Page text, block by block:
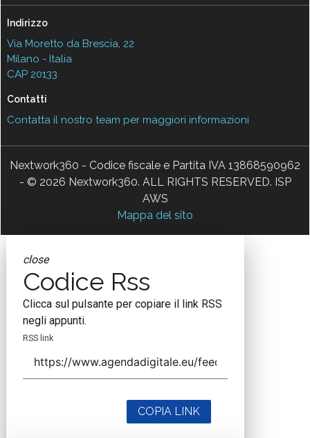
Indirizzo
Via Moretto da Brescia, 22
Milano - Italia
CAP 20133
Contatti
Contatta il nostro team per maggiori informazioni
Nextwork360 - Codice fiscale e Partita IVA 13868590962
- © 2026 Nextwork360. ALL RIGHTS RESERVED. ISP
AWS
Mappa del sito
close
Codice Rss
Clicca sul pulsante per copiare il link RSS
negli appunti.
RSS link
COPIA LINK